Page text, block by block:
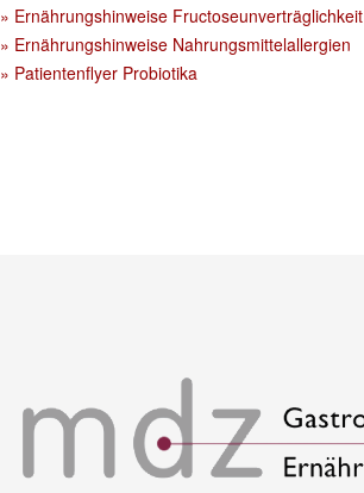
» Ernährungshinweise Fructoseunverträglichkeit
» Ernährungshinweise Nahrungsmittelallergien
» Patientenflyer Probiotika